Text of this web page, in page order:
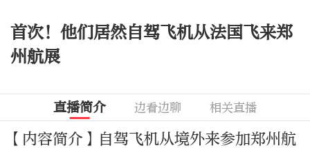
首次！他们居然自驾飞机从法国飞来郑
州航展
直播简介 边看边聊 相关直播
【内容简介】自驾飞机从境外来参加郑州航